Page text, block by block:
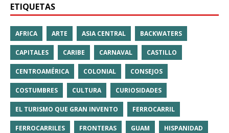
ETIQUETAS
AFRICA ARTE ASIA CENTRAL BACKWATERS
CAPITALES CARIBE CARNAVAL CASTILLO
CENTROAMÉRICA COLONIAL CONSEJOS
COSTUMBRES CULTURA CURIOSIDADES
EL TURISMO QUE GRAN INVENTO FERROCARRIL
FERROCARRILES FRONTERAS GUAM HISPANIDAD